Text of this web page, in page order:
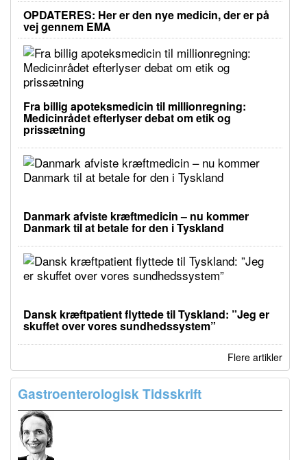
OPDATERES: Her er den nye medicin, der er på
vej gennem EMA
Fra billig apoteksmedicin til millionregning:
Medicinrådet efterlyser debat om etik og
prissætning
Danmark afviste kræftmedicin – nu kommer
Danmark til at betale for den i Tyskland
Dansk kræftpatient flyttede til Tyskland: ”Jeg er
skuffet over vores sundhedssystem”
Flere artikler
Gastroenterologisk Tidsskrift